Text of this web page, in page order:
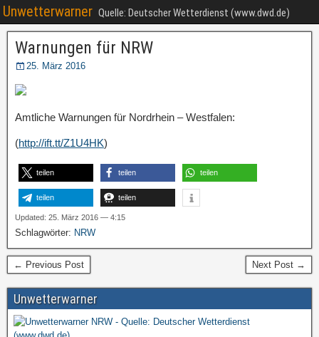
Unwetterwarner Quelle: Deutscher Wetterdienst (www.dwd.de)
Warnungen für NRW
25. März 2016
Amtliche Warnungen für Nordrhein – Westfalen:
(http://ift.tt/Z1U4HK)
teilen teilen teilen
teilen teilen
Updated: 25. März 2016 — 4:15
Schlagwörter: NRW
← Previous Post Next Post →
Unwetterwarner